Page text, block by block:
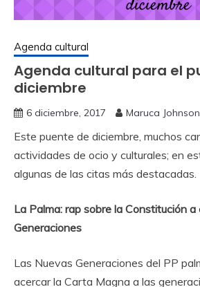
Agenda cultural
Agenda cultural para el
diciembre
6 diciembre, 2017 Maruca Johnson
Este puente de diciembre, muchos
actividades de ocio y culturales; en
algunas de las citas más destacadas.
La Palma: rap sobre la Constitución
Generaciones
Las Nuevas Generaciones del PP
acercar la Carta Magna a las